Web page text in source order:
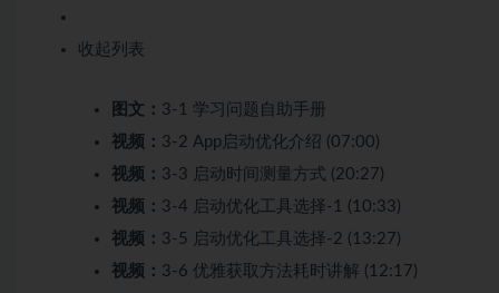
收起列表
图文： 3-1 学习问题自助手册
视频： 3-2 App启动优化介绍 (07:00)
视频： 3-3 启动时间测量方式 (20:27)
视频： 3-4 启动优化工具选择-1 (10:33)
视频： 3-5 启动优化工具选择-2 (13:27)
视频： 3-6 优雅获取方法耗时讲解 (12:17)